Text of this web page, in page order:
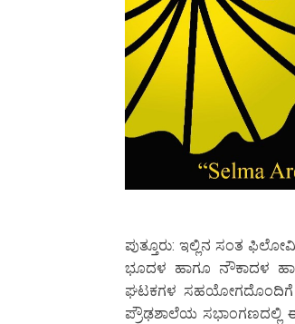
ಪುತ್ತೂರು: ಇಲ್ಲಿನ ಸಂತ
ಭೂದಳ ಹಾಗೂ ನೌಕಾದಳ
ಘಟಕಗಳ ಸಹಯೋಗದೊಂದಿಗೆ
ಪ್ರೌಢಶಾಲೆಯ ಸಭಾಂಗಣದಲ್ಲಿ ಈ